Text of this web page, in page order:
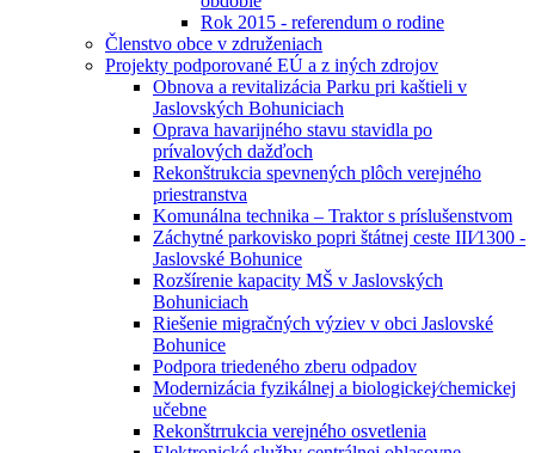
Rok 2015 - referendum o rodine
Členstvo obce v združeniach
Projekty podporované EÚ a z iných zdrojov
Obnova a revitalizácia Parku pri kaštieli v
Jaslovských Bohuniciach
Oprava havarijného stavu stavidla po
prívalových dažďoch
Rekonštrukcia spevnených plôch verejného
priestranstva
Komunálna technika – Traktor s príslušenstvom
Záchytné parkovisko popri štátnej ceste III⁄1300 -
Jaslovské Bohunice
Rozšírenie kapacity MŠ v Jaslovských
Bohuniciach
Riešenie migračných výziev v obci Jaslovské
Bohunice
Podpora triedeného zberu odpadov
Modernizácia fyzikálnej a biologickej⁄chemickej
učebne
Rekonštrrukcia verejného osvetlenia